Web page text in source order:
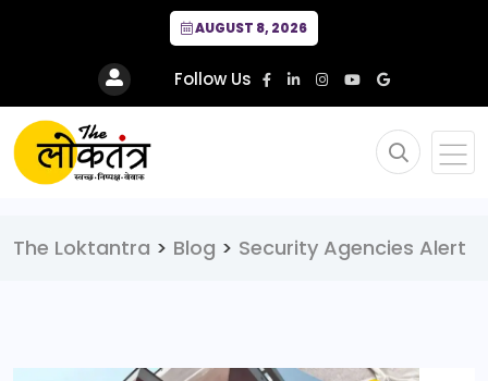
AUGUST 8, 2026
Follow Us
The Loktantra > Blog > Security Agencies Alert